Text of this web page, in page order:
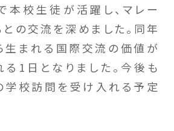
校生徒が活躍し、マレー
の交流を深めました。同年
生まれる国際交流の価値が
1日となりました。今後も
学校訪問を受け入れる予定